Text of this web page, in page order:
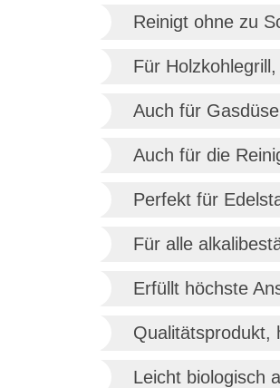
Reinigt ohne zu
Für
Auch für
Auch für die
Perfekt für
Für alle
Erfüllt höchste
Qualitätsprodukt,
Leicht biologisch